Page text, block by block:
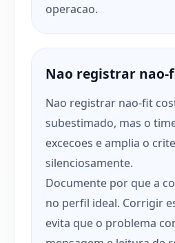
operacao.
Nao registrar nao-
Nao registrar nao-fit
subestimado, mas o
excecoes e amplia o
silenciosamente.
Documente por que a
no perfil ideal. Corrigir
evita que o problema